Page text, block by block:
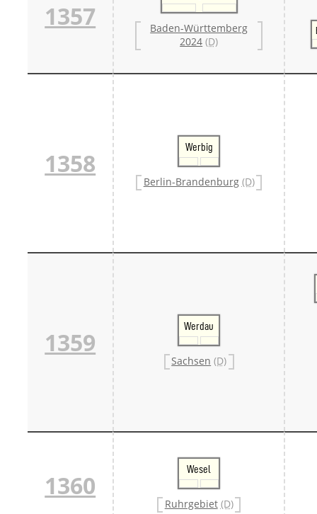
1357
Baden-Württemberg
2024 (D)
1358
Werbig
Berlin-Brandenburg (D)
1359
Werdau
Sachsen (D)
1360
Wesel
Ruhrgebiet (D)